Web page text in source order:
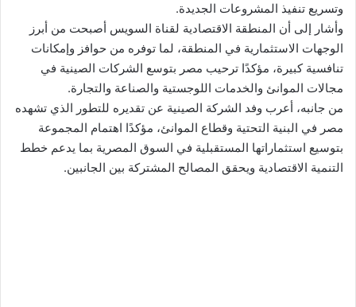
وتسريع تنفيذ المشروعات الجديدة.
وأشار إلى أن المنطقة الاقتصادية لقناة السويس أصبحت من أبرز
الوجهات الاستثمارية في المنطقة، لما توفره من حوافز وإمكانات
تنافسية كبيرة، مؤكدًا ترحيب مصر بتوسع الشركات الصينية في
مجالات الموانئ والخدمات اللوجستية والصناعة والتجارة.
من جانبه، أعرب وفد الشركة الصينية عن تقديره للتطور الذي تشهده
مصر في البنية التحتية وقطاع الموانئ، مؤكدًا اهتمام المجموعة
بتوسيع استثماراتها المستقبلية في السوق المصرية بما يدعم خطط
التنمية الاقتصادية ويحقق المصالح المشتركة بين الجانبين.